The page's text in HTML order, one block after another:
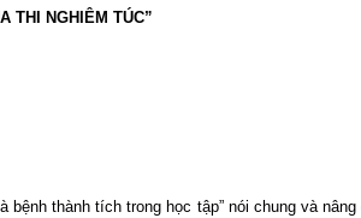
THI NGHIÊM TÚC”
thành tích trong học tập” nói chung và